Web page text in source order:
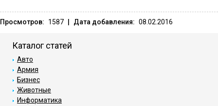
Просмотров: 1587 Дата добавления: 08.02.2016
Каталог статей
Авто
Армия
Бизнес
Животные
Информатика